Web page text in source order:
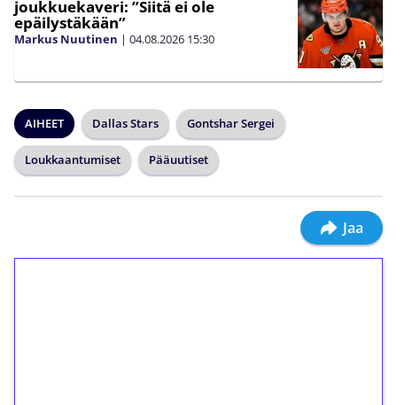
joukkuekaveri: ”Siitä ei ole
epäilystäkään”
Markus Nuutinen | 04.08.2026 15:30
AIHEET Dallas Stars Gontshar Sergei
Loukkaantumiset Pääuutiset
Jaa